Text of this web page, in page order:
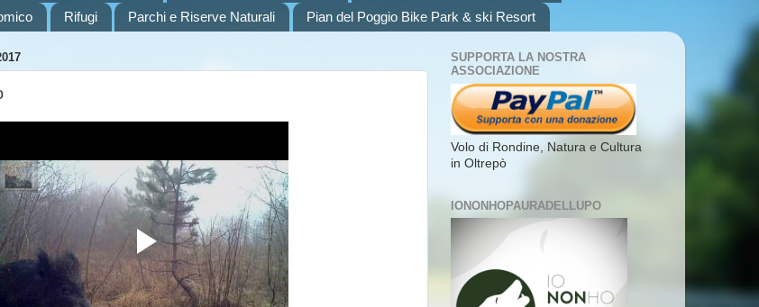
Rifugi Parchi e Riserve Naturali Pian del Poggio Bike Park & ski Resort
SUPPORTA LA NOSTRA
ASSOCIAZIONE
Volo di Rondine, Natura e Cultura
in Oltrepò
IONONHOPAURADELLUPO